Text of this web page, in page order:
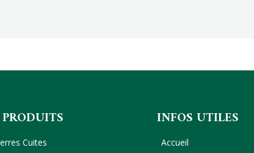
Cuites
INFOS UTILES
Accueil